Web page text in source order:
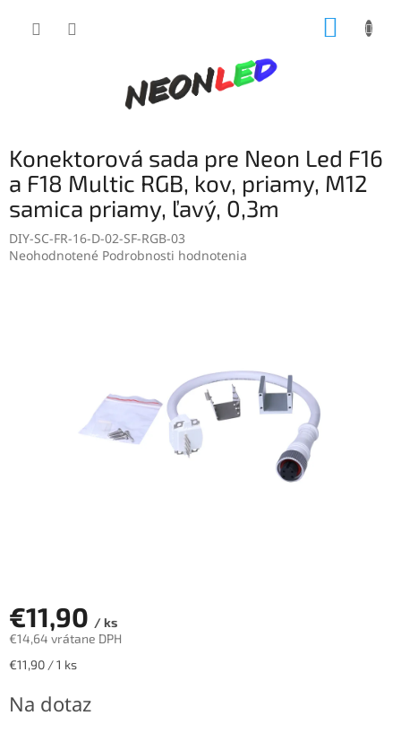
Konektorová sada pre Neon Led F16
a F18 Multic RGB, kov, priamy, M12
samica priamy, ľavý, 0,3m
DIY-SC-FR-16-D-02-SF-RGB-03
Priemerné
Neohodnotené Podrobnosti hodnotenia
€11,90 / ks
€14,64 vrátane DPH
Jednotková
€11,90 / 1 ks
Na dotaz